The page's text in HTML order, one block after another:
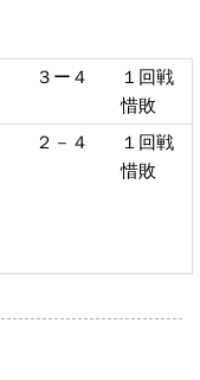
３ー４
１回戦
惜敗
２－４
１回戦
惜敗